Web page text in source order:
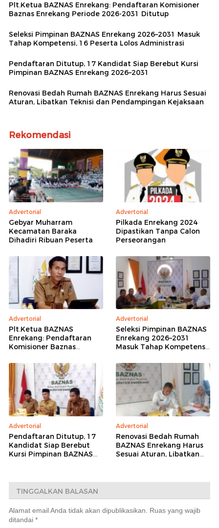
Plt.Ketua BAZNAS Enrekang: Pendaftaran Komisioner
Baznas Enrekang Periode 2026-2031 Ditutup
Seleksi Pimpinan BAZNAS Enrekang 2026–2031 Masuk
Tahap Kompetensi, 16 Peserta Lolos Administrasi
Pendaftaran Ditutup, 17 Kandidat Siap Berebut Kursi
Pimpinan BAZNAS Enrekang 2026–2031
Renovasi Bedah Rumah BAZNAS Enrekang Harus Sesuai
Aturan, Libatkan Teknisi dan Pendampingan Kejaksaan
Rekomendasi
Advertorial
Gebyar Muharram
Kecamatan Baraka
Dihadiri Ribuan Peserta
Advertorial
Pilkada Enrekang 2024
Dipastikan Tanpa Calon
Perseorangan
Advertorial
Plt.Ketua BAZNAS
Enrekang: Pendaftaran
Komisioner Baznas
2031 Ditutup
Advertorial
Seleksi Pimpinan BAZNAS
Enrekang 2026–2031
Masuk Tahap Kompetensi,
Administrasi
Advertorial
Pendaftaran Ditutup, 17
Kandidat Siap Berebut
Kursi Pimpinan BAZNAS
Advertorial
Renovasi Bedah Rumah
BAZNAS Enrekang Harus
Sesuai Aturan, Libatkan
TINGGALKAN BALASAN
Alamat email Anda tidak akan dipublikasikan.
Ruas yang wajib
ditandai *